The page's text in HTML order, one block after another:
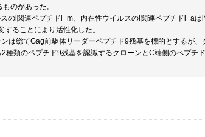
のがあった。
のi関連ペプチドi_m、内在性ウイルスのi関連ペプチドi_a
ることにより活性化した。
は総てGag前駆体リーダーペプチド9残基を標的とするが、
種類のペプチド9残基を認識するクローンとC端側のペプチ